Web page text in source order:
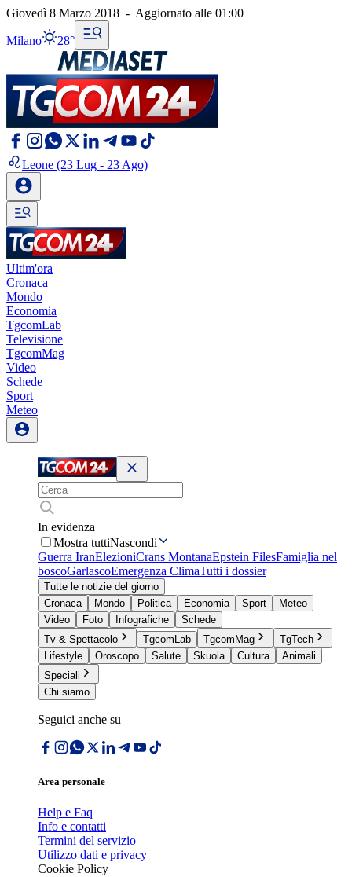
Giovedì 8 Marzo 2018 - Aggiornato alle 01:00
Milano 28°
Leone (23 Lug - 23 Ago)
Ultim'ora
Cronaca
Mondo
Economia
TgcomLab
Televisione
TgcomMag
Video
Schede
Sport
Meteo
In evidenza
Mostra tuttiNascondi
Guerra IranElezioniCrans MontanaEpstein FilesFamiglia nel
boscoGarlascoEmergenza ClimaTutti i dossier
Tutte le notizie del giorno
Cronaca
Mondo Politica Economia Sport
Meteo
Video
Foto Infografiche
Schede
Tv & Spettacolo
TgcomLab TgcomMag
TgTech
Lifestyle
Oroscopo Salute Skuola Cultura
Animali
Speciali
Chi siamo
Seguici anche su
Area personale
Help e Faq
Info e contatti
Termini del servizio
Utilizzo dati e privacy
Cookie Policy